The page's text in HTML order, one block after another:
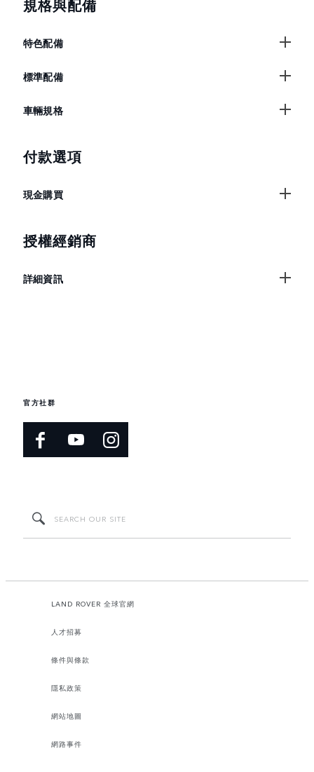
規格與配備
特色配備
標準配備
車輛規格
付款選項
現金購買
授權經銷商
詳細資訊
官方社群
LAND ROVER 全球官網
人才招募
條件與條款
隱私政策
網站地圖
網路事件